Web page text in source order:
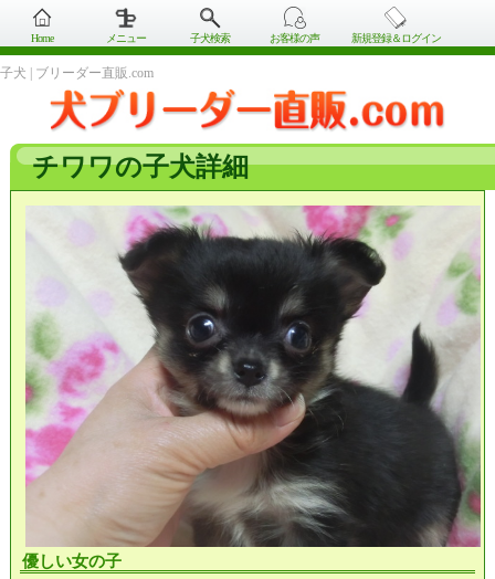
Home メニュー 子犬検索 お客様の声 新規登録＆ログイン
子犬 | ブリーダー直販.com
チワワの子犬詳細
優しい女の子